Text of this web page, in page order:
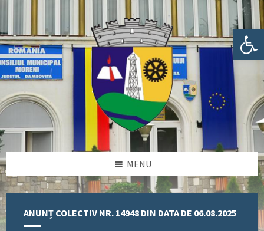
Deschide bara de unelte
sidebar
sidebar
MENU
ANUNȚ COLECTIV NR. 14948 DIN DATA DE 06.08.2025